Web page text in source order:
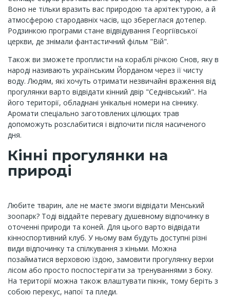
Воно не тільки вразить вас природою та архітектурою, а й
атмосферою стародавніх часів, що збереглася дотепер.
Родзинкою програми стане відвідування Георгіївської
церкви, де знімали фантастичний фільм "Вій".
Також ви зможете проплисти на кораблі річкою Снов, яку в
народі називають українським Йорданом через її чисту
воду. Людям, які хочуть отримати незвичайні враження від
прогулянки варто відвідати кінний двір "Седнівський". На
його території, обладнані унікальні номери на сіннику.
Аромати спеціально заготовлених цілющих трав
допоможуть розслабитися і відпочити після насиченого
дня.
Кінні прогулянки на
природі
Любите тварин, але не маєте змоги відвідати Менський
зоопарк? Тоді віддайте перевагу душевному відпочинку в
оточенні природи та коней. Для цього варто відвідати
кінноспортивний клуб. У ньому вам будуть доступні різні
види відпочинку та спілкування з кіньми. Можна
позайматися верховою їздою, замовити прогулянку верхи
лісом або просто поспостерігати за тренуваннями з боку.
На території можна також влаштувати пікнік, тому беріть з
собою перекус, напої та пледи.